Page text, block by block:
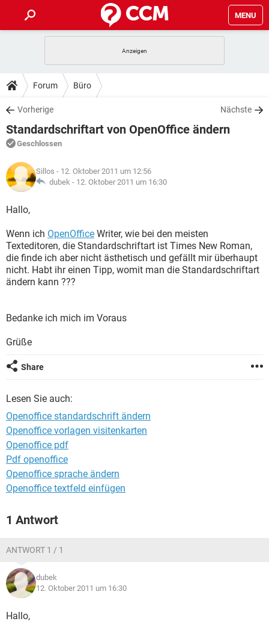
MENU
ANDROID
WINDOWS 10
WHATSAPP TIKTOK
FACEBOOK
TIPPS & TRICKS
SPIELE
WINDOWS 10
WHATSAPP
FACEBOOK HARDWARE
DOWNLOADS
SPIELE STREAMING
ANDROID
WINDOWS 10 INSTAGRAM
WHATSAPP
FACEBOOK
FORUM
SPIELE
ANDROID IOS
FACEBOOK HARDWARE
LEXIKON
SPIELE
ANDROID
WINDOWS 10 INSTAGRAM
WHATSAPP TIKTOK
FACEBOOK HARDWARE
Forum Büro
Vorherige Nächste
Standardschriftart von OpenOffice ändern
Geschlossen
Sillos - 12. Oktober 2011 um 12:56
dubek - 12. Oktober 2011 um 16:30
Hallo,
Wenn ich OpenOffice Writer, wie bei den meisten
Texteditoren, die Standardschriftart ist Times New Roman,
die finde ich aber nicht ästhetisch und gefällt mir überhaupt
nicht. Habt ihr einen Tipp, womit man die Standardschriftart
ändern kann ???
Bedanke ich mich im Voraus
Grüße
Share
Lesen Sie auch:
Openoffice standardschrift ändern
Openoffice vorlagen visitenkarten
Openoffice pdf
Pdf openoffice
Openoffice sprache ändern
Openoffice textfeld einfügen
1 Antwort
ANTWORT 1 / 1
dubek
12. Oktober 2011 um 16:30
Hallo,